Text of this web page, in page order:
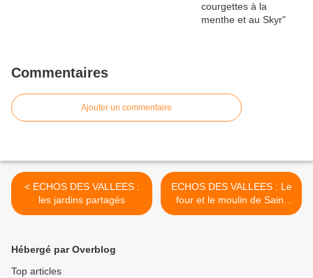
Commentaires
Ajouter un commentaire
< ECHOS DES VALLEES :
les jardins partagés
ECHOS DES VALLEES : Le
four et le moulin de Saint
sauveur >
Hébergé par Overblog
Top articles